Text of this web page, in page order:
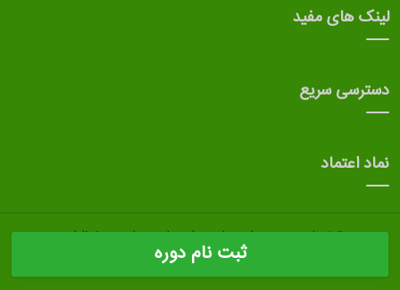
ثبت نام دوره
لینک های مفید
دسترسی سریع
نماد اعتماد
حقوق مادی و معنوی این سایت برای صاحب سایت محفوظ است.
نرم افزار مدیریت آموزشگاه